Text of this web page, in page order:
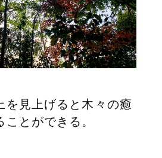
を見上げると木々の癒
とができる。